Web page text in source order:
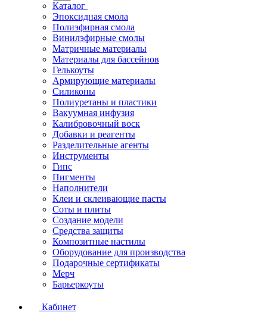
Каталог
Эпоксидная смола
Полиэфирная смола
Винилэфирные смолы
Матричные материалы
Материалы для бассейнов
Гелькоуты
Армирующие материалы
Силиконы
Полиуретаны и пластики
Вакуумная инфузия
Калибровочный воск
Добавки и реагенты
Разделительные агенты
Инструменты
Гипс
Пигменты
Наполнители
Клеи и склеивающие пасты
Соты и плиты
Создание модели
Средства защиты
Композитные настилы
Оборудование для производства
Подарочные сертификаты
Мерч
Барьеркоуты
Кабинет